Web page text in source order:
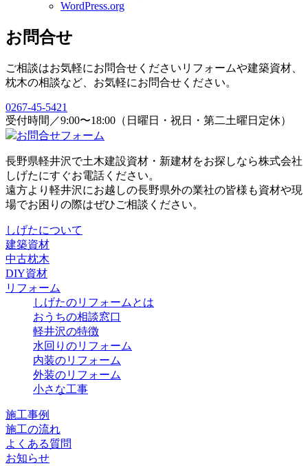
WordPress.org
お問合せ
ご相談はお気軽にお問合せください リフォームや建築資材、
枕木の相談など、お気軽にお問合せください。
0267-45-5421
受付時間／9:00〜18:00（日曜日・祝日・第二土曜日定休）
お問合せフォーム
長野県軽井沢で土木建設資材・新建材をお探しなら株式会社
しげたにすぐお電話ください。
遠方より軽井沢にお越しの長野県外の業社の皆様も資材や現
場でお困りの際はぜひご相談ください。
しげたについて
建築資材
中古枕木
DIY資材
リフォーム
しげたのリフォームとは
おうちの相談窓口
軽井沢の特徴
水回りのリフォーム
内装のリフォーム
外装のリフォーム
小さな工事
施工事例
施工の流れ
よくある質問
お知らせ